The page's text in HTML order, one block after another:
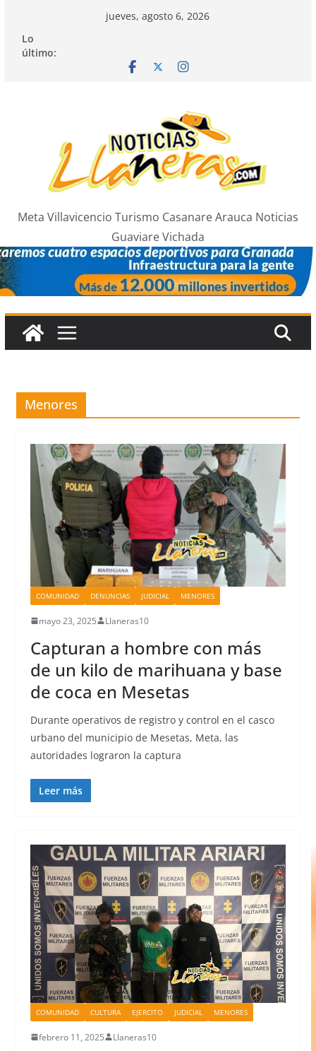
contenido
jueves, agosto 6, 2026
Lo
último:
Meta Villavicencio Turismo Casanare Arauca Noticias
Guaviare Vichada
Menores
COMUNIDAD DENUNCIAS JUDICIAL MENORES
mayo 23, 2025 Llaneras10
Capturan a hombre con más
de un kilo de marihuana y base
de coca en Mesetas
Durante operativos de registro y control en el casco
urbano del municipio de Mesetas, Meta, las
autoridades lograron la captura
Leer más
COMUNIDAD CULTURA EJERCITO JUDICIAL MENORES
febrero 11, 2025 Llaneras10